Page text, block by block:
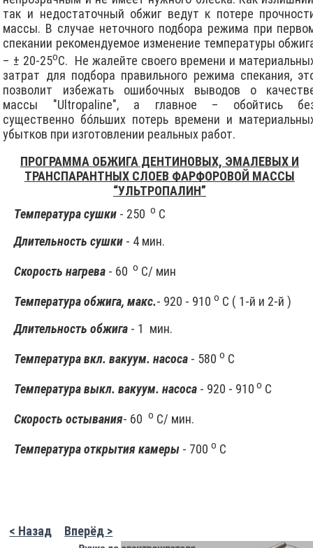
так и недостаточный обжиг ведут к потере
массы. В случае неточного подбора режима при
спекании рекомендуемое изменение температуры
– ± 20-25оС. Не жалейте своего времени и
затрат для подбора правильного режима спекания,
позволит избежать ошибочных выводов о
массы "Ultropaline", а главное – обойтись
существенно бóльших потерь времени и
убытков при изготовлении реальных работ.
ПРОГРАММА ОБЖИГА ДЕНТИНОВЫХ, ЭМАЛЕВЫХ И
ТРАНСПАРАНТНЫХ СЛОЕВ ФАРФОРОВОЙ МАССЫ
“УЛЬТРОПАЛИН”
Температура сушки- 250 о С
Длительность сушки- 4 мин.
Скорость нагрева- 60 о С/ мин
Температура обжига, макс.- 920 - 910 о С ( 1-й и 2-й )
Длительность обжига- 1 мин.
Температура вкл. вакуум. насоса- 580 о С
Температура выкл. вакуум. насоса- 920 - 910 о С
Скорость остывания- 60 о С/ мин.
Температура открытия камеры - 700 о С
< Назад Вперёд >